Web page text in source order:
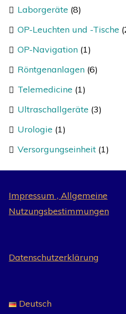
Laborgeräte (8)
OP-Leuchten und -Tische
OP-Navigation (1)
Röntgenanlagen (6)
Telemedicine (1)
Ultraschallgeräte (3)
Urologie (1)
Versorgungseinheit (1)
Impressum , Allgemeine
Nutzungsbestimmungen
Datenschutzerklärung
Deutsch